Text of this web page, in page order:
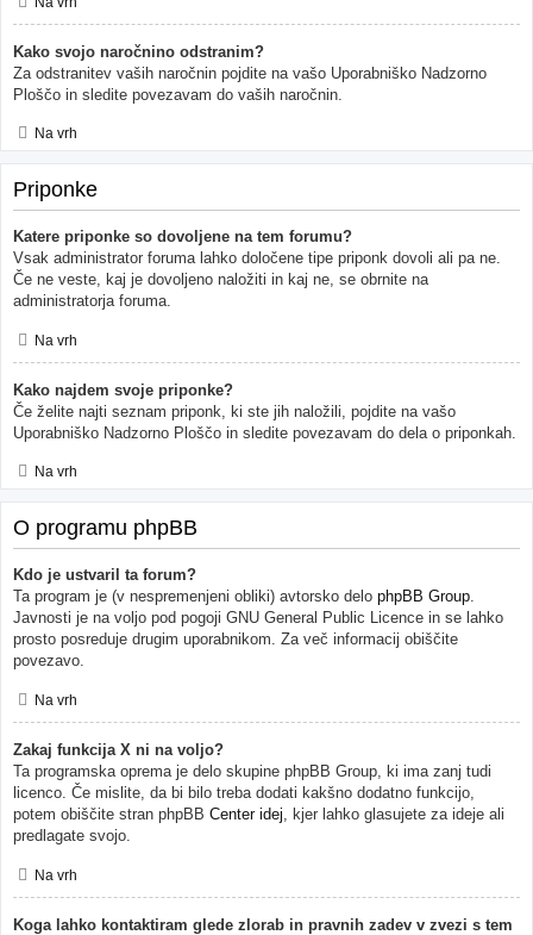
Kako svojo naročnino odstranim?
Za odstranitev vaših naročnin pojdite na vašo Uporabniško Nadzorno
Ploščo in sledite povezavam do vaših naročnin.
Na vrh
Priponke
Katere priponke so dovoljene na tem forumu?
Vsak administrator foruma lahko določene tipe priponk dovoli ali pa ne.
Če ne veste, kaj je dovoljeno naložiti in kaj ne, se obrnite na
administratorja foruma.
Na vrh
Kako najdem svoje priponke?
Če želite najti seznam priponk, ki ste jih naložili, pojdite na vašo
Uporabniško Nadzorno Ploščo in sledite povezavam do dela o priponkah.
Na vrh
O programu phpBB
Kdo je ustvaril ta forum?
Ta program je (v nespremenjeni obliki) avtorsko delo phpBB Group.
Javnosti je na voljo pod pogoji GNU General Public Licence in se lahko
prosto posreduje drugim uporabnikom. Za več informacij obiščite
povezavo.
Na vrh
Zakaj funkcija X ni na voljo?
Ta programska oprema je delo skupine phpBB Group, ki ima zanj tudi
licenco. Če mislite, da bi bilo treba dodati kakšno dodatno funkcijo,
potem obiščite stran phpBB Center idej, kjer lahko glasujete za ideje ali
predlagate svojo.
Na vrh
Koga lahko kontaktiram glede zlorab in pravnih zadev v zvezi s tem